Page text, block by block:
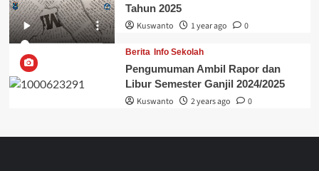
Tahun 2025
Kuswanto
1 year ago 0
Berita Info Sekolah
Pengumuman Ambil Rapor dan
Libur Semester Ganjil 2024/2025
Kuswanto
2 years ago 0